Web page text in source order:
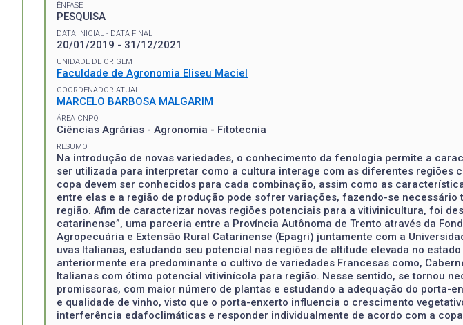
ÊNFASE
PESQUISA
DATA INICIAL - DATA FINAL
20/01/2019 - 31/12/2021
UNIDADE DE ORIGEM
Faculdade de Agronomia Eliseu Maciel
COORDENADOR ATUAL
MARCELO BARBOSA MALGARIM
ÁREA CNPQ
Ciências Agrárias - Agronomia - Fitotecnia
RESUMO
Na introdução de novas variedades, o conhecimento da fenologia permite a
ser utilizada para interpretar como a cultura interage com as diferentes
copa devem ser conhecidos para cada combinação, assim como as
entre elas e a região de produção pode sofrer variações, fazendo-se
região. Afim de caracterizar novas regiões potenciais para a vitivinicultura, foi
catarinense”, uma parceria entre a Província Autônoma de Trento através da
Agropecuária e Extensão Rural Catarinense (Epagri) juntamente com a
uvas Italianas, estudando seu potencial nas regiões de altitude elevada no
anteriormente era predominante o cultivo de variedades Francesas como,
Italianas com ótimo potencial vitivinícola para região. Nesse sentido, se tornou
promissoras, com maior número de plantas e estudando a adequação do
e qualidade de vinho, visto que o porta-enxerto influencia o crescimento
interferência edafoclimáticas e responder individualmente de acordo com a